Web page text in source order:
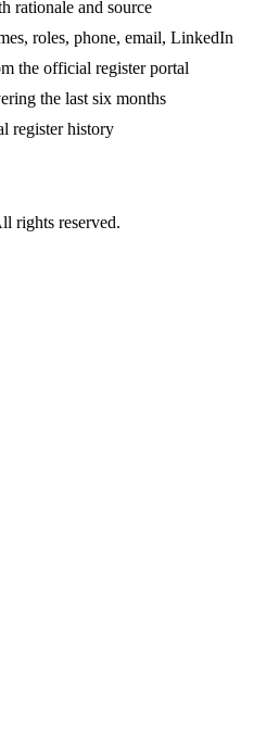
rationale and source
roles, phone, email, LinkedIn
the official register portal
the last six months
register history
rights reserved.